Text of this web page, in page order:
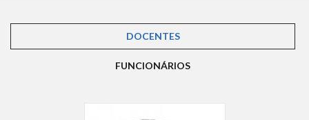
DOCENTES(ABA ATIVA)
FUNCIONÁRIOS